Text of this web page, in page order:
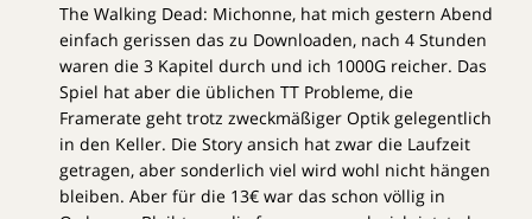
The Walking Dead: Michonne, hat mich gestern Abend
einfach gerissen das zu Downloaden, nach 4 Stunden
waren die 3 Kapitel durch und ich 1000G reicher. Das
Spiel hat aber die üblichen TT Probleme, die
Framerate geht trotz zweckmäßiger Optik gelegentlich
in den Keller. Die Story ansich hat zwar die Laufzeit
getragen, aber sonderlich viel wird wohl nicht hängen
bleiben. Aber für die 13€ war das schon völlig in